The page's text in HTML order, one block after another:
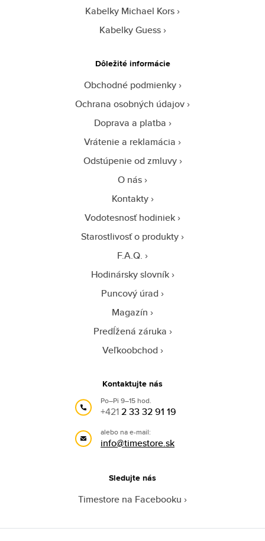
Kabelky Michael Kors
Kabelky Guess
Dôležité informácie
Obchodné podmienky
Ochrana osobných údajov
Doprava a platba
Vrátenie a reklamácia
Odstúpenie od zmluvy
O nás
Kontakty
Vodotesnosť hodiniek
Starostlivosť o produkty
F.A.Q.
Hodinársky slovník
Puncový úrad
Magazín
Predĺžená záruka
Veľkoobchod
Kontaktujte nás
Po–Pi 9–15 hod.
+4212 33 32 91 19
alebo na e-mail:
info@timestore.sk
Sledujte nás
Timestore na Facebooku